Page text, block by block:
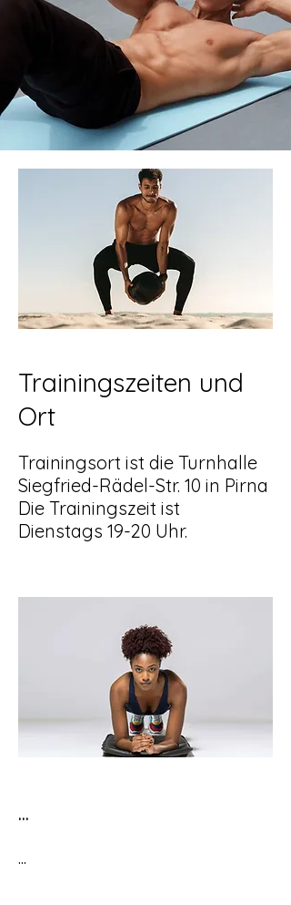
Trainingszeiten und
Ort
Trainingsort ist die Turnhalle
Siegfried-Rädel-Str. 10 in Pirna
Die Trainingszeit ist
Dienstags 19-20 Uhr.
...
...